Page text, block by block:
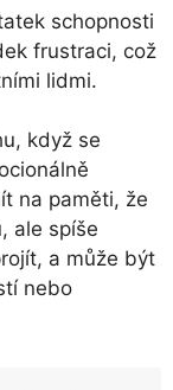
schopnosti
frustraci, což
lidmi.
když se
na paměti, že
ale spíše
a může být
nebo